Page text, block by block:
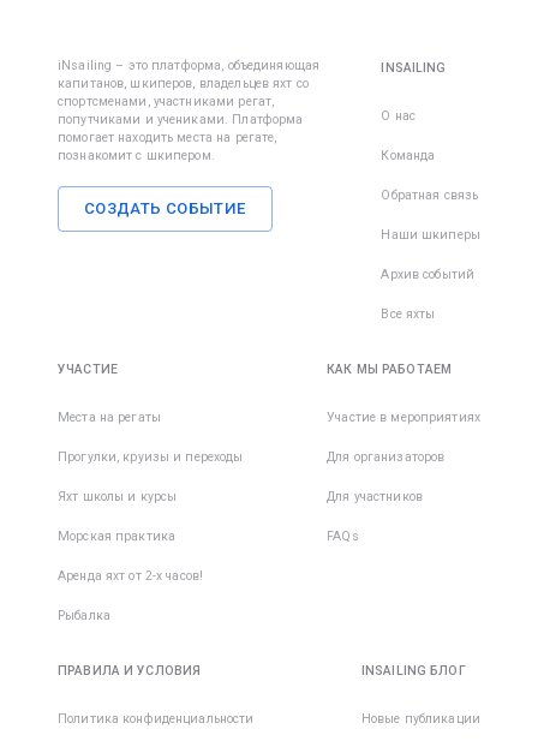
пальцы
много
моряки
iNsailing – это платформа, объединяющая
капитанов, шкиперов, владельцев яхт со
спортсменами, участниками регат,
попутчиками и учениками. Платформа
помогает находить места на регате,
познакомит с шкипером.
СОЗДАТЬ СОБЫТИЕ
INSAILING
О нас
Команда
Обратная связь
Наши шкиперы
Архив событий
Все яхты
УЧАСТИЕ
Места на регаты
Прогулки, круизы и переходы
Яхт школы и курсы
Морская практика
Аренда яхт от 2-х часов!
Рыбалка
КАК МЫ РАБОТАЕМ
Участие в мероприятиях
Для организаторов
Для участников
FAQs
ПРАВИЛА И УСЛОВИЯ
Политика конфиденциальности
INSAILING БЛОГ
Новые публикации